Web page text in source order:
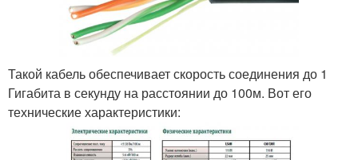
Такой кабель обеспечивает скорость соединения до 1
Гигабита в секунду на расстоянии до 100м. Вот его
технические характеристики: